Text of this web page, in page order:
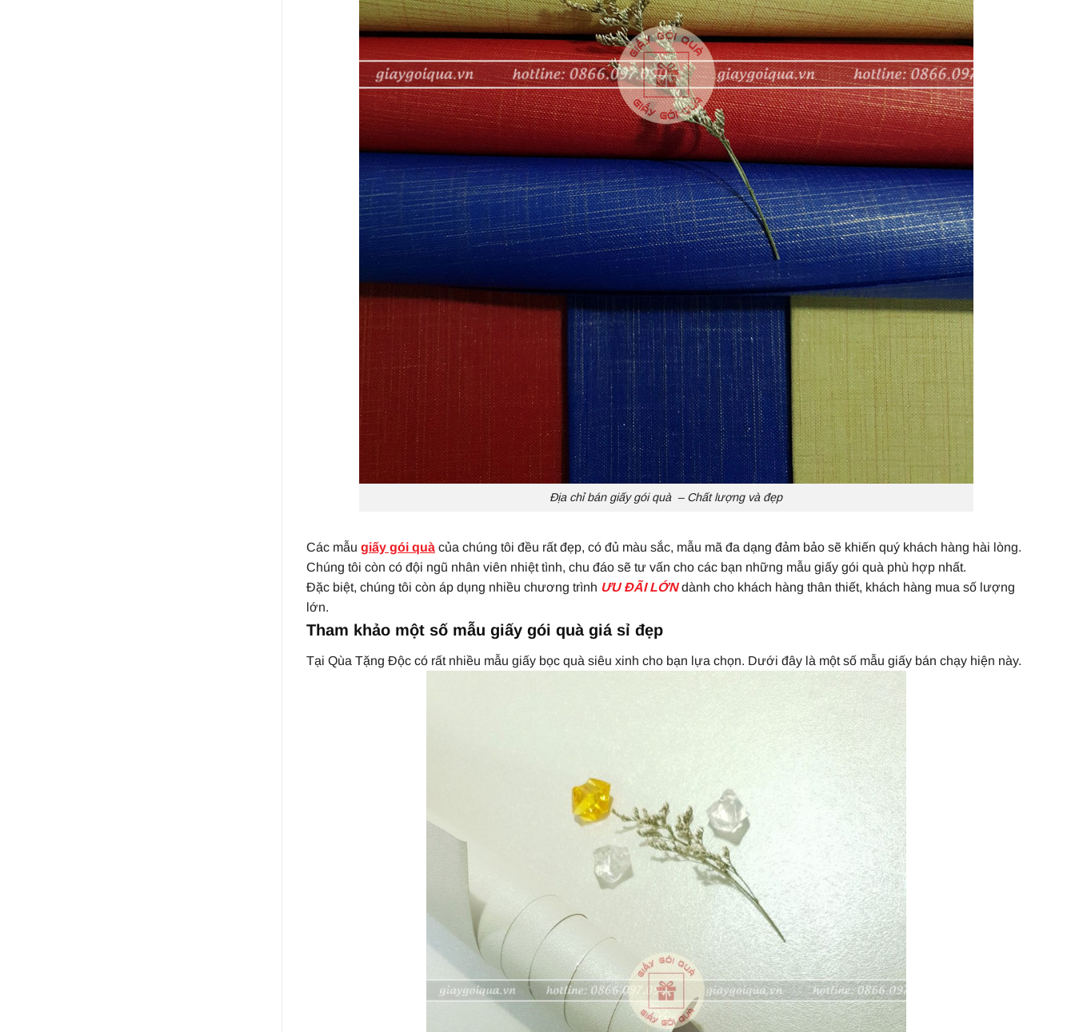
Địa chỉ bán giấy gói quà – Chất lượng và đẹp
Các mẫu giấy gói quà của chúng tôi đều rất đẹp, có đủ màu sắc, mẫu mã đa dạng đảm bảo sẽ khiến quý khách hàng hài lòng.
Chúng tôi còn có đội ngũ nhân viên nhiệt tình, chu đáo sẽ tư vấn cho các bạn những mẫu giấy gói quà phù hợp nhất.
Đặc biệt, chúng tôi còn áp dụng nhiều chương trình ƯU ĐÃI LỚNdành cho khách hàng thân thiết, khách hàng mua số lượng
lớn.
Tham khảo một số mẫu giấy gói quà giá sỉ đẹp
Tại Qùa Tặng Độc có rất nhiều mẫu giấy bọc quà siêu xinh cho bạn lựa chọn. Dưới đây là một số mẫu giấy bán chạy hiện này.